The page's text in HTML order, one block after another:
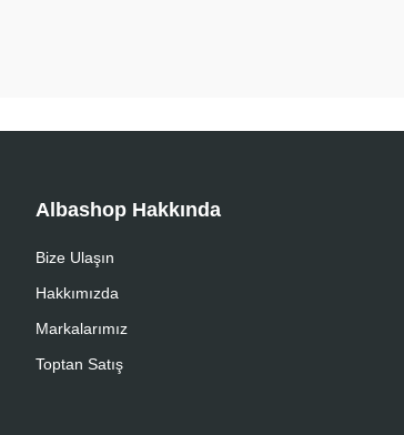
Albashop Hakkında
Bize Ulaşın
Hakkımızda
Markalarımız
Toptan Satış